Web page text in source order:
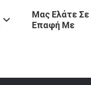
Μας Ελάτε Σε
Επαφή Με